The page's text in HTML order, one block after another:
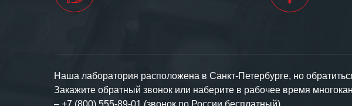
Наша лаборатория расположена в Санкт-Петербурге, но
Закажите обратный звонок или наберите в рабочее время
– +7 (800) 555-89-01 (звонок по России бесплатный).